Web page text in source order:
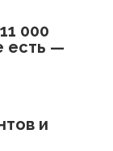
000
есть —
и